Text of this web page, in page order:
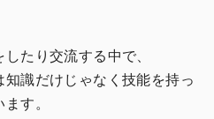
たり交流する中で、
識だけじゃなく技能を持っ
す。